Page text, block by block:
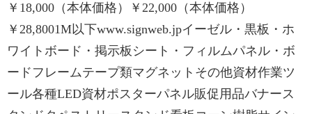
￥18,000（本体価格）￥22,000（本体価格）
￥28,8001M以下www.signweb.jpイーゼル・黒板・ホ
ワイトボード・掲示板シート・フィルムパネル・ボ
ードフレームテープ類マグネットその他資材作業ツ
ール各種LED資材ポスターパネル販促用品バナース